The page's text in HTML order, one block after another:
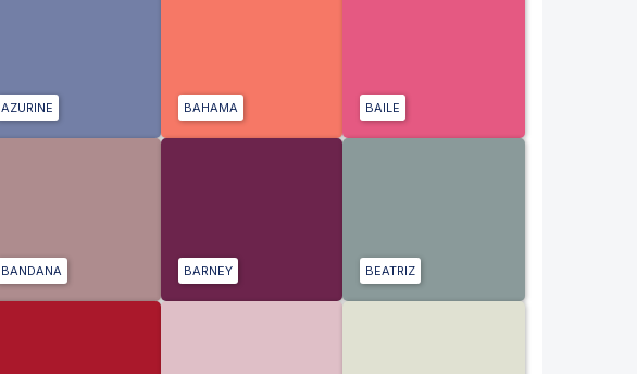
AZURINE BAHAMA BAILE
BANDANA BARNEY BEATRIZ